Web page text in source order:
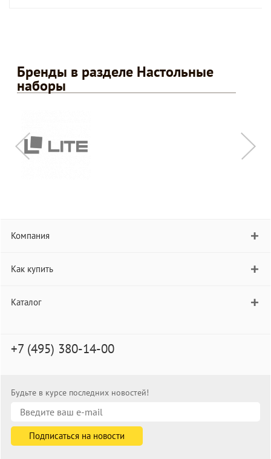
Бренды в разделе Настольные
наборы
Компания
Как купить
Каталог
+7 (495) 380-14-00
Будьте в курсе последних новостей!